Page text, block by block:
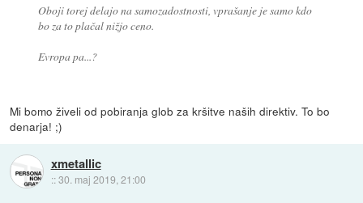
Oboji torej delajo na samozadostnosti, vprašanje je samo kdo
bo za to plačal nižjo ceno.
Evropa pa...?
Mi bomo živeli od pobiranja glob za kršitve naših direktiv. To bo
denarja! ;)
xmetallic
::30. maj 2019, 21:00